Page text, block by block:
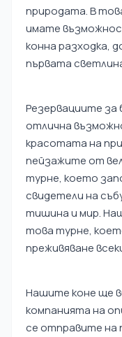
природата. В
имате
конна разходка,
първата
Резервациите за
отлична
красотата на
пейзажите от
турне, което
свидетели на
тишина и мир.
това турне,
преживяване
Нашите коне ще
компанията на
се отправите на